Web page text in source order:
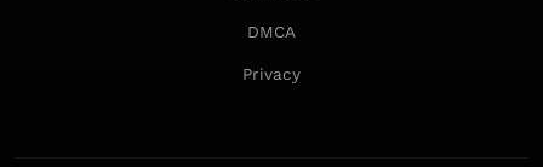
DMCA
Privacy